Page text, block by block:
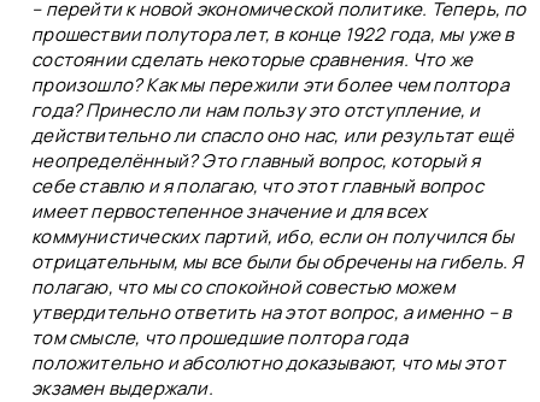
– перейти к новой экономической политике. Теперь, по
прошествии полутора лет, в конце 1922 года, мы уже в
состоянии сделать некоторые сравнения. Что же
произошло? Как мы пережили эти более чем полтора
года? Принесло ли нам пользу это отступление, и
действительно ли спасло оно нас, или результат ещё
неопределённый? Это главный вопрос, который я
себе ставлю и я полагаю, что этот главный вопрос
имеет первостепенное значение и для всех
коммунистических партий, ибо, если он получился бы
отрицательным, мы все были бы обречены на гибель. Я
полагаю, что мы со спокойной совестью можем
утвердительно ответить на этот вопрос, а именно – в
том смысле, что прошедшие полтора года
положительно и абсолютно доказывают, что мы этот
экзамен выдержали.